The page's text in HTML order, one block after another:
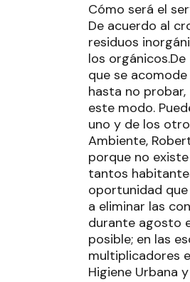
Cómo será el
De acuerdo al
residuos
los
que se
hasta no
este modo.
uno y de los
Ambiente,
porque no
tantos
oportunidad
a eliminar las
durante agosto
posible; en las
multiplicadores
Higiene Urbana